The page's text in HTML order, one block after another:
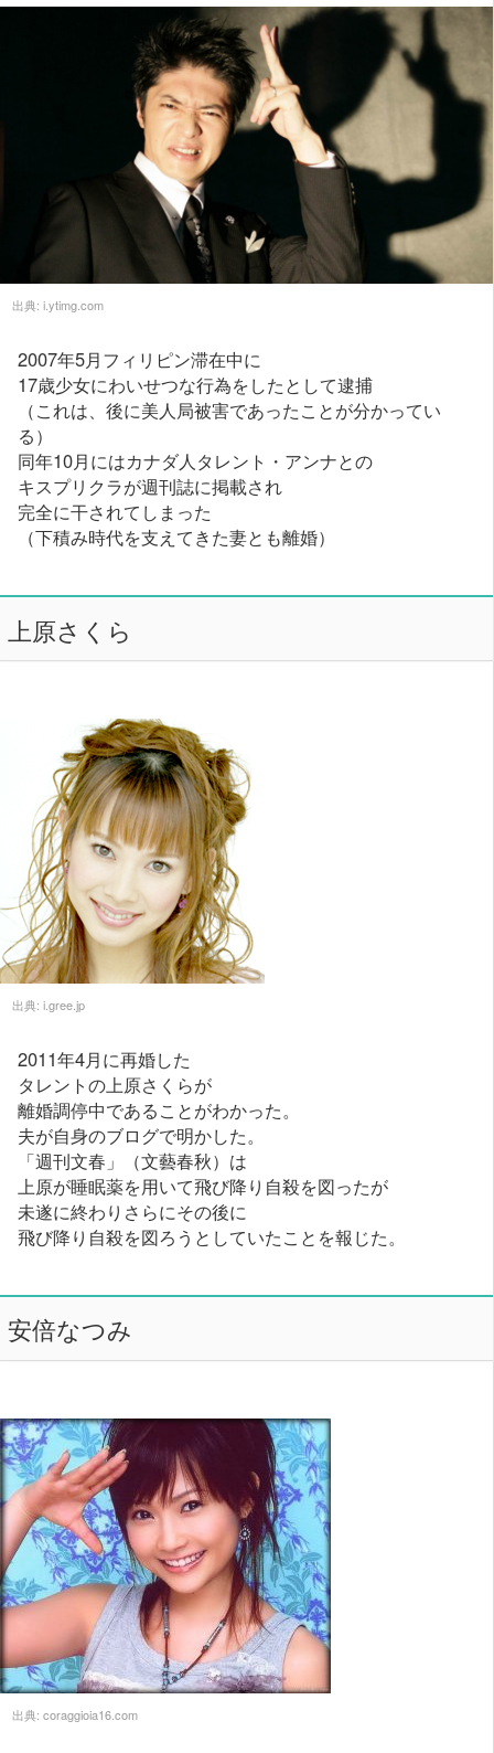
出典: i.ytimg.com
2007年5月フィリピン滞在中に
17歳少女にわいせつな行為をしたとして逮捕
（これは、後に美人局被害であったことが分かってい
る）
同年10月にはカナダ人タレント・アンナとの
キスプリクラが週刊誌に掲載され
完全に干されてしまった
（下積み時代を支えてきた妻とも離婚）
上原さくら
出典: i.gree.jp
2011年4月に再婚した
タレントの上原さくらが
離婚調停中であることがわかった。
夫が自身のブログで明かした。
「週刊文春」（文藝春秋）は
上原が睡眠薬を用いて飛び降り自殺を図ったが
未遂に終わりさらにその後に
飛び降り自殺を図ろうとしていたことを報じた。
安倍なつみ
出典: coraggioia16.com